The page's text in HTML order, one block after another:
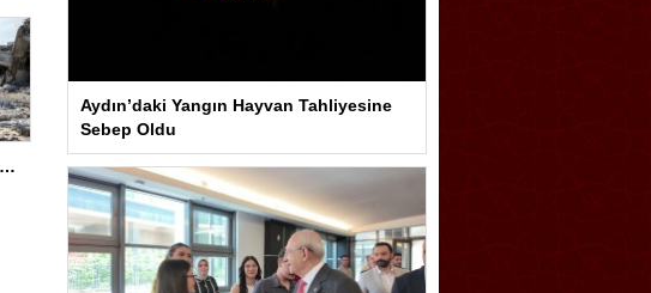
Gazze’de İnsani Kriz Derinleşiyor
Aydın’daki Yangın Hayvan Tahliyesine
Sebep Oldu